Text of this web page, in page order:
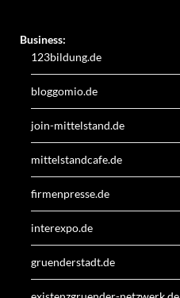
Business:
123bildung.de
bloggomio.de
join-mittelstand.de
mittelstandcafe.de
firmenpresse.de
interexpo.de
gruenderstadt.de